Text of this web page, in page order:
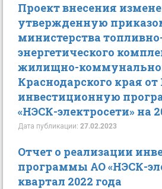
Проект внесения
утвержденную
министерства
энергетического
жилищно-
Краснодарского края от
инвестиционную
«НЭСК-электросети» на
Дата публикации: 27.02.2023
Отчет о реализации
программы АО «НЭСК-
квартал 2022 года